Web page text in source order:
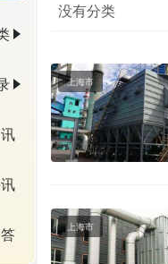
没有分类
上海市
上海市